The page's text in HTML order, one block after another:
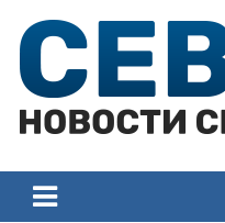
content
Севастополя
Севастополя